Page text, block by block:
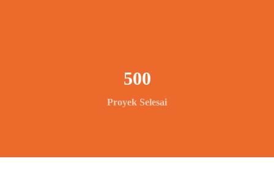
Proyek Selesai
500